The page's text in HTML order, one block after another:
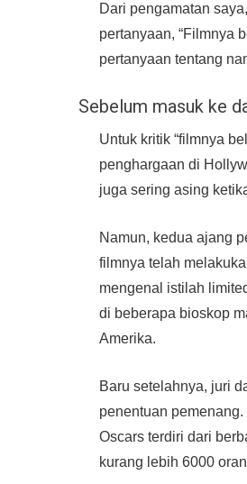
Dari pengamatan
pertanyaan, “Filmnya
pertanyaan tentang
Sebelum masuk ke
Untuk kritik “filmnya
penghargaan di
juga sering asing
Namun, kedua ajang
filmnya telah
mengenal istilah
di beberapa bioskop
Amerika.
Baru setelahnya, juri
penentuan
Oscars terdiri dari
kurang lebih 6000